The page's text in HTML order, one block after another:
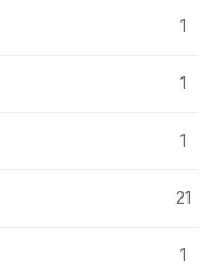
1
1
1
21
1